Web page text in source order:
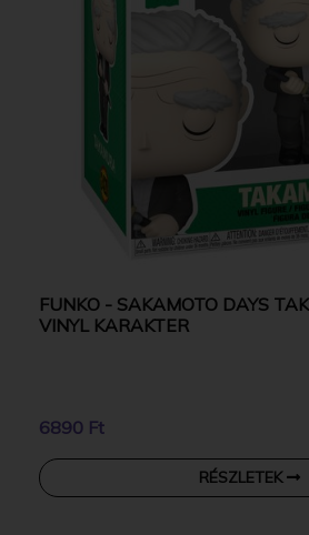
FUNKO - SAKAMOTO DAYS
VINYL KARAKTER
6890 Ft
RÉSZLETEK